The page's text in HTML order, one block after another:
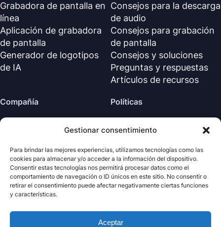
Gestionar consentimiento
Para brindar las mejores experiencias, utilizamos tecnologías como las
cookies para almacenar y/o acceder a la información del dispositivo.
Consentir estas tecnologías nos permitirá procesar datos como el
comportamiento de navegación o ID únicos en este sitio. No consentir o
retirar el consentimiento puede afectar negativamente ciertas funciones
y características.
Aceptar
Grabadora de pantalla en
línea
Aplicación de grabadora
de pantalla
Generador de logotipos
de IA
Consejos para la descarga
de audio
Consejos para grabación
de pantalla
Consejos y soluciones
Preguntas y respuestas
Artículos de recursos
Compañía
Sobre nosotros
Centro de soporte
Políticas
Política de reembolso
Acuerdo de licencia (EN)
Términos y condiciones
Desinstalar
Política de cookies
· Todos los derechos